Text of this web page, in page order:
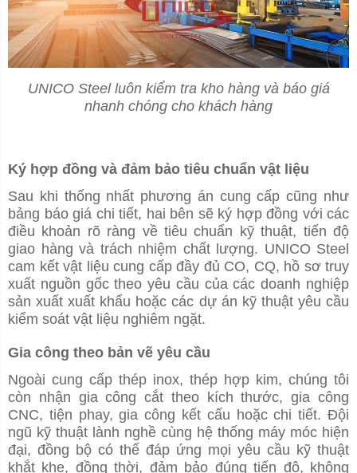
UNICO Steel luôn kiểm tra kho hàng và báo giá
nhanh chóng cho khách hàng
Ký hợp đồng và đảm bảo tiêu chuẩn vật liệu
Sau khi thống nhất phương án cung cấp cũng như
bảng báo giá chi tiết, hai bên sẽ ký hợp đồng với các
điều khoản rõ ràng về tiêu chuẩn kỹ thuật, tiến độ
giao hàng và trách nhiệm chất lượng. UNICO Steel
cam kết vật liệu cung cấp đầy đủ CO, CQ, hồ sơ truy
xuất nguồn gốc theo yêu cầu của các doanh nghiệp
sản xuất xuất khẩu hoặc các dự án kỹ thuật yêu cầu
kiểm soát vật liệu nghiêm ngặt.
Gia công theo bản vẽ yêu cầu
Ngoài cung cấp thép inox, thép hợp kim, chúng tôi
còn nhận gia công cắt theo kích thước, gia công
CNC, tiện phay, gia công kết cấu hoặc chi tiết. Đội
ngũ kỹ thuật lành nghề cùng hệ thống máy móc hiện
đại, đồng bộ có thể đáp ứng mọi yêu cầu kỹ thuật
khắt khe, đồng thời, đảm bảo đúng tiến độ, không